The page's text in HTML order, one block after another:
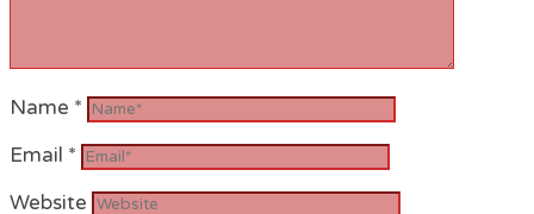
Name *
Email *
Website